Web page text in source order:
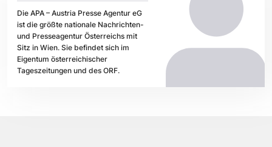
Die APA – Austria Presse Agentur eG
ist die größte nationale Nachrichten-
und Presseagentur Österreichs mit
Sitz in Wien. Sie befindet sich im
Eigentum österreichischer
Tageszeitungen und des ORF.